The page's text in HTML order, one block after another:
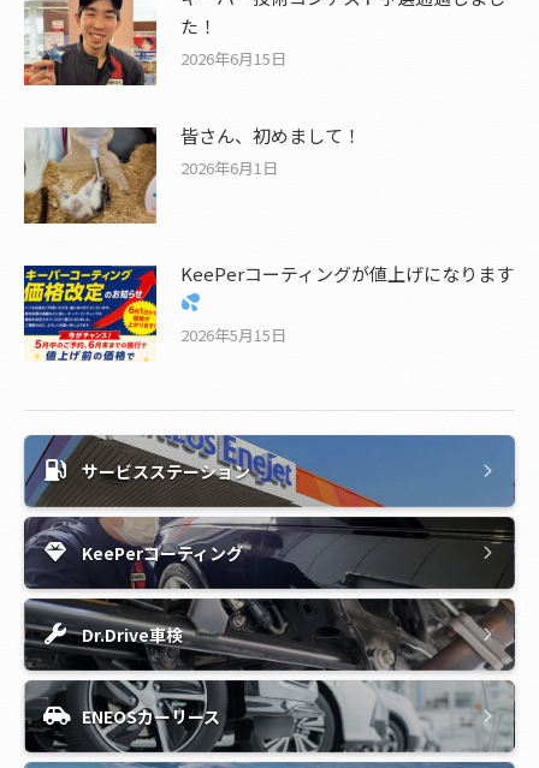
た！
2026年6月15日
皆さん、初めまして！
2026年6月1日
KeePerコーティングが値上げになります
2026年5月15日
サービスステーション
KeePerコーティング
Dr.Drive車検
ENEOSカーリース